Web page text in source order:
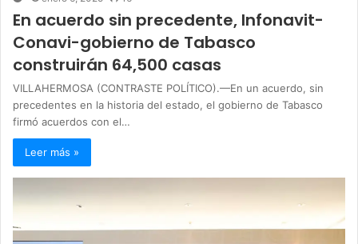
En acuerdo sin precedente, Infonavit-
Conavi-gobierno de Tabasco
construirán 64,500 casas
VILLAHERMOSA (CONTRASTE POLÍTICO).—En un acuerdo, sin
precedentes en la historia del estado, el gobierno de Tabasco
firmó acuerdos con el…
Leer más »